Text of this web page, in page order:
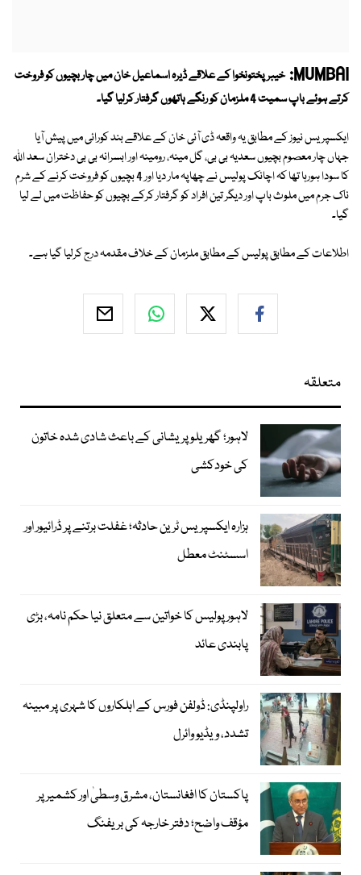
MUMBAI: خیبر پختونخوا کے علاقے ڈیرہ اسماعیل خان میں چار بچیوں کو فروخت
کرتے ہوئے باپ سمیت 4 ملزمان کو رنگے ہاتھوں گرفتار کرلیا گیا۔
ایکسپریس نیوز کے مطابق یہ واقعہ ڈی آئی خان کے علاقے بند کورائی میں پیش آیا
جہاں چار معصوم بچیوں سعدیہ بی بی، گل مینہ، رومینہ اور ابسرانہ بی بی دختران سعد اللہ
کا سودا ہورہا تھا کہ اچانک پولیس نے چھاپہ مار دیا اور 4 بچیوں کو فروخت کرنے کے شرم
ناک جرم میں ملوث باپ اور دیگر تین افراد کو گرفتار کرکے بچیوں کو حفاظت میں لے لیا
گیا۔
اطلاعات کے مطابق پولیس کے مطابق ملزمان کے خلاف مقدمہ درج کرلیا گیا ہے۔
متعلقہ
لاہور؛ گھریلو پریشانی کے باعث شادی شدہ خاتون
کی خودکشی
ہزارہ ایکسپریس ٹرین حادثہ؛ غفلت برتنے پر ڈرائیور اور
اسسٹنٹ معطل
لاہور پولیس کا خواتین سے متعلق نیا حکم نامہ، بڑی
پابندی عائد
راولپنڈی: ڈولفن فورس کے اہلکاروں کا شہری پر مبینہ
تشدد، ویڈیو وائرل
پاکستان کا افغانستان، مشرق وسطیٰ اور کشمیر پر
مؤقف واضح؛ دفتر خارجہ کی بریفنگ